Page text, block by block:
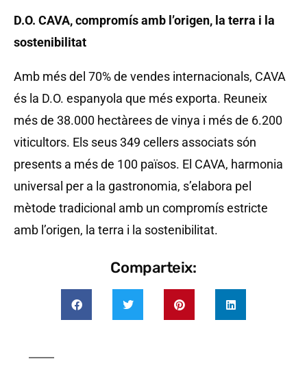
D.O. CAVA, compromís amb l’origen, la terra i la
sostenibilitat
Amb més del 70% de vendes internacionals, CAVA
és la D.O. espanyola que més exporta. Reuneix
més de 38.000 hectàrees de vinya i més de 6.200
viticultors. Els seus 349 cellers associats són
presents a més de 100 països. El CAVA, harmonia
universal per a la gastronomia, s’elabora pel
mètode tradicional amb un compromís estricte
amb l’origen, la terra i la sostenibilitat.
Comparteix: